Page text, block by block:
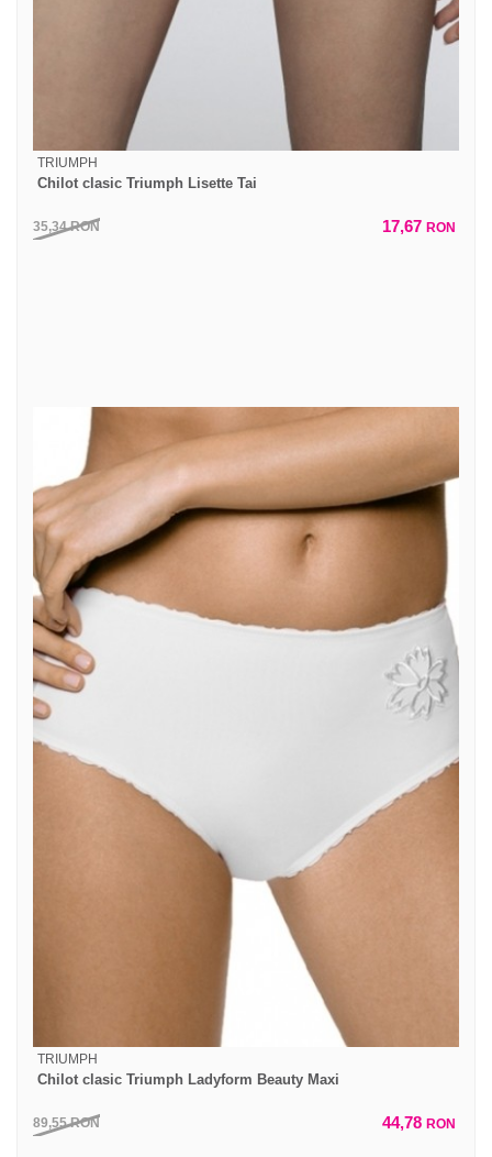
TRIUMPH
Chilot clasic Triumph Lisette Tai
35,34RON 17,67 RON
TRIUMPH
Chilot clasic Triumph Ladyform Beauty Maxi
89,55RON 44,78 RON